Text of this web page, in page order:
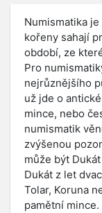
Numismatika
kořeny sahají
období, ze
Pro
nejrůznějšího
už jde o
mince, nebo
numismatik
zvýšenou
může být
Dukát z let
Tolar, Koruna
pamětní